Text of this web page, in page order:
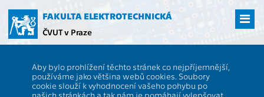
hlavní
obsah
FAKULTA ELEKTROTECHNICKÁ
ČVUT v Praze
Aby bylo prohlížení těchto stránek co nejpříjemnější,
používáme jako většina webů cookies. Soubory
cookie slouží k vyhodnocení vašeho pohybu po
našich stránkách a tak nám je pomáhají vylepšovat.
Z historie školy